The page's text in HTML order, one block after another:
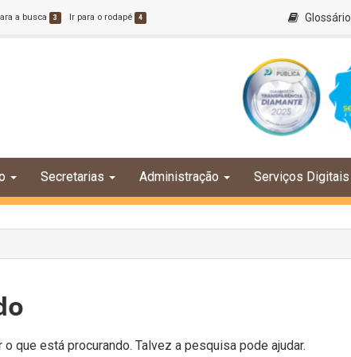
a busca 3 Ir para o rodapé 4 Glossário
Secretarias Administração Serviços Digitais
que está procurando. Talvez a pesquisa pode ajudar.